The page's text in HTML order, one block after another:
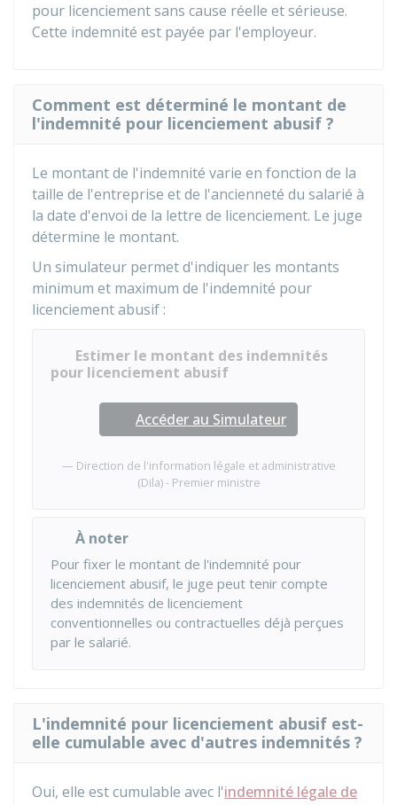
pour licenciement sans cause réelle et sérieuse.
Cette indemnité est payée par l'employeur.
Comment est déterminé le montant de
l'indemnité pour licenciement abusif ?
Le montant de l'indemnité varie en fonction de la
taille de l'entreprise et de l'ancienneté du salarié à
la date d'envoi de la lettre de licenciement. Le juge
détermine le montant.
Un simulateur permet d'indiquer les montants
minimum et maximum de l'indemnité pour
licenciement abusif :
Estimer le montant des indemnités
pour licenciement abusif
Accéder au Simulateur
Direction de l'information légale et administrative
(Dila) - Premier ministre
À noter
Pour fixer le montant de l'indemnité pour
licenciement abusif, le juge peut tenir compte
des indemnités de licenciement
conventionnelles ou contractuelles déjà perçues
par le salarié.
L'indemnité pour licenciement abusif est-
elle cumulable avec d'autres indemnités ?
Oui, elle est cumulable avec l'indemnité légale de